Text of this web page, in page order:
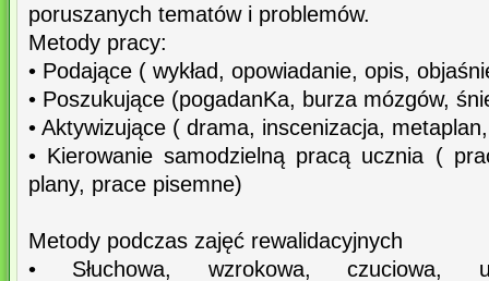
poruszanych tematów i problemów.
Metody pracy:
• Podające ( wykład, opowiadanie, opis,
• Poszukujące (pogadanKa, burza mózgów,
• Aktywizujące ( drama, inscenizacja,
• Kierowanie samodzielną pracą ucznia (
plany, prace pisemne)
Metody podczas zajęć rewalidacyjnych
• Słuchowa, wzrokowa, czuciowa,